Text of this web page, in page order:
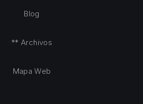
Blog
** Archivos
Mapa Web